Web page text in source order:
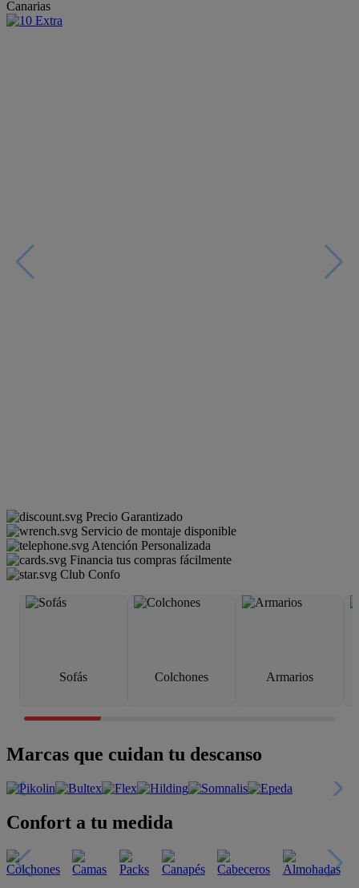
Canarias
Precio Garantizado
Servicio de montaje disponible
Atención Personalizada
Financia tus compras fácilmente
Club Confo
Sofás Colchones Armarios
Marcas que cuidan tu descanso
Confort a tu medida